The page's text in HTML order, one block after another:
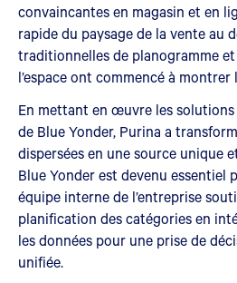
convaincantes en magasin et en
rapide du paysage de la vente au
traditionnelles de planogramme
l’espace ont commencé à
En mettant en œuvre les
de Blue Yonder, Purina a
dispersées en une source unique
Blue Yonder est devenu essentiel
équipe interne de l’entreprise
planification des catégories en
les données pour une prise de
unifiée.